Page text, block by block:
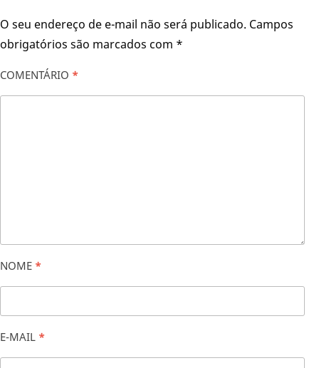
O seu endereço de e-mail não será publicado. Campos
obrigatórios são marcados com *
COMENTÁRIO *
NOME *
E-MAIL *